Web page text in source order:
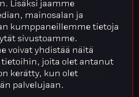
Lisäksi jaamme
mainosalan ja
kumppaneillemme tietoja
sivustoamme.
voivat yhdistää näitä
joita olet antanut
kerätty, kun olet
palvelujaan.
– tekoälyn
henkilöstöhallintoa